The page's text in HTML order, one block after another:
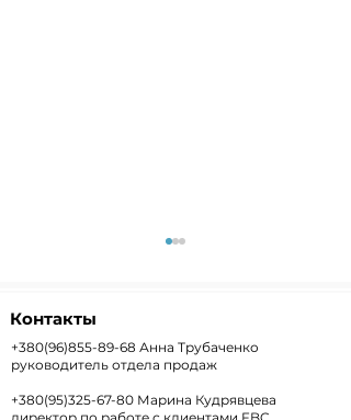
Контакты
+380(96)855-89-68 Анна Трубаченко
руководитель отдела продаж
+380(95)325-67-80 Марина Кудрявцева